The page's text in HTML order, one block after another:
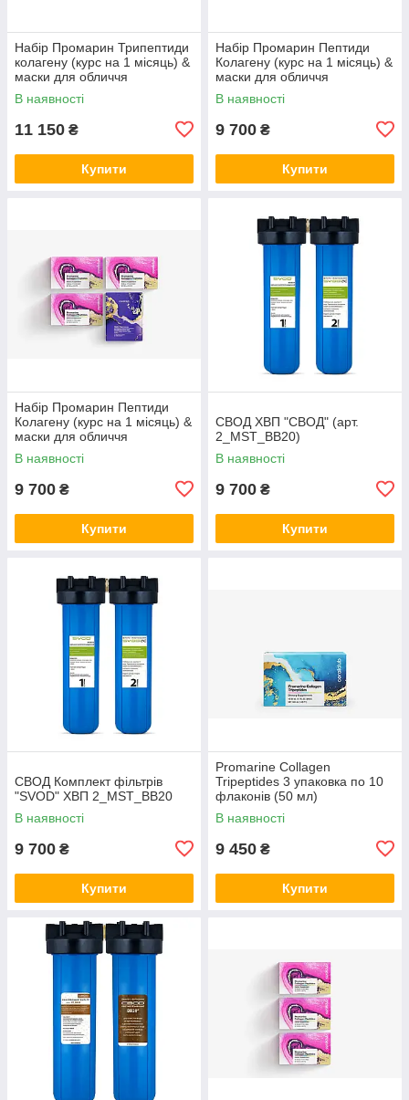
Набір Промарин Трипептиди
колагену (курс на 1 місяць) &
маски для обличчя
біоцелюлозні Skin Harmony
(5 саше)
В наявності
11 150 ₴
Купити
Набір Промарин Пептиди
Колагену (курс на 1 місяць) &
маски для обличчя
біоцелюлозні Hydro Boost (5
саше)
В наявності
9 700 ₴
Купити
Набір Промарин Пептиди
Колагену (курс на 1 місяць) &
маски для обличчя
біоцелюлозні Skin Harmony
(5 саше)
В наявності
9 700 ₴
Купити
СВОД ХВП "СВОД" (арт.
2_MST_BB20)
В наявності
9 700 ₴
Купити
СВОД Комплект фільтрів
"SVOD" ХВП 2_MST_BB20
В наявності
9 700 ₴
Купити
Promarine Collagen
Tripeptides 3 упаковка по 10
флаконів (50 мл)
В наявності
9 450 ₴
Купити